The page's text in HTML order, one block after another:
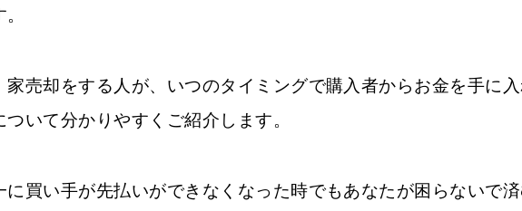
家売却をする人が、いつのタイミングで購入者からお金を手に入
いて分かりやすくご紹介します。
に買い手が先払いができなくなった時でもあなたが困らないで